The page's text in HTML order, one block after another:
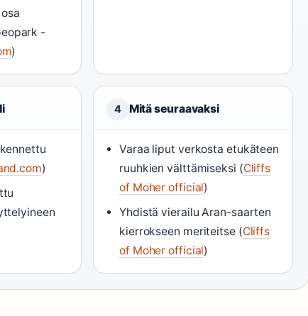
-
)
)
4 Mitä seuraavaksi
Varaa liput verkosta etukäteen
ruuhkien välttämiseksi (Cliffs
of Moher official)
Yhdistä vierailu Aran-saarten
kierrokseen meriteitse (Cliffs
of Moher official)